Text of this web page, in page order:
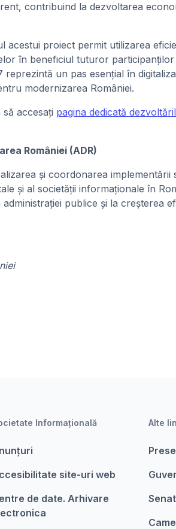
contribuind la dezvoltarea
acestui proiect permit utilizarea
în beneficiul tuturor participanților
un pas esențial în
modernizarea României.
accesați pagina dedicată
României (ADR)
și coordonarea implementării
și al societății informaționale în
publice și la creșterea
Informațională
site-uri web
de date. Arhivare
Alte